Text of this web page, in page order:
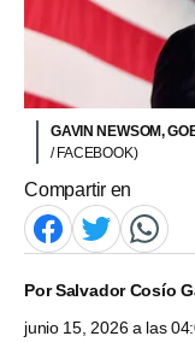
GAVIN NEWSOM,
/ FACEBOOK)
Compartir en
PorSalvador Cosío
junio 15, 2026 a las